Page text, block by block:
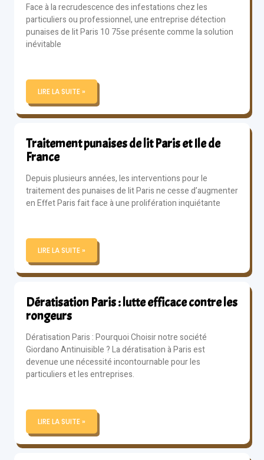
Face à la recrudescence des infestations chez les
particuliers ou professionnel, une entreprise détection
punaises de lit Paris 10 75se présente comme la solution
inévitable
LIRE LA SUITE »
Traitement punaises de lit Paris et Ile de
France
Depuis plusieurs années, les interventions pour le
traitement des punaises de lit Paris ne cesse d’augmenter
en Effet Paris fait face à une prolifération inquiétante
LIRE LA SUITE »
Dératisation Paris : lutte efficace contre les
rongeurs
Dératisation Paris : Pourquoi Choisir notre société
Giordano Antinuisible ? La dératisation à Paris est
devenue une nécessité incontournable pour les
particuliers et les entreprises.
LIRE LA SUITE »